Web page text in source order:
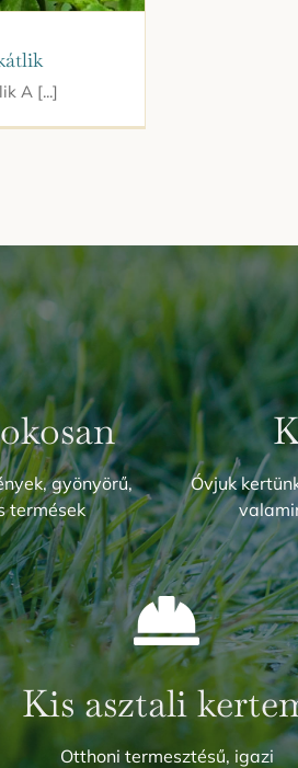
A [...]
gyönyörű,
termések
Óvjuk
Kis asztali
Otthoni termesztésű, igazi